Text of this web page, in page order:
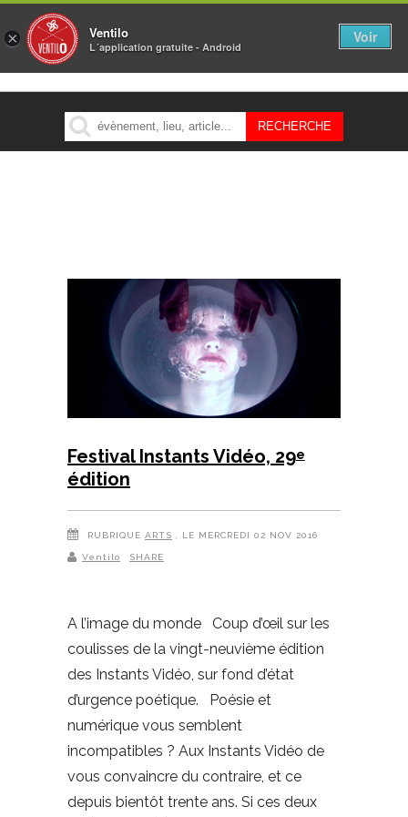
MENU
Festival Instants Vidéo, 29e
édition
RUBRIQUE ARTS , LE MERCREDI 02 NOV 2016
Ventilo SHARE
A l’image du monde Coup d’œil sur les
coulisses de la vingt-neuvième édition
des Instants Vidéo, sur fond d’état
d’urgence poétique. Poésie et
numérique vous semblent
incompatibles ? Aux Instants Vidéo de
vous convaincre du contraire, et ce
depuis bientôt trente ans. Si ces deux
× Ventilo
L´application gratuite - Android
Voir